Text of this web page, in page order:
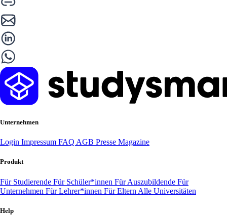
Unternehmen
Login Impressum FAQ AGB Presse Magazine
Produkt
Für Studierende Für Schüler*innen Für Auszubildende Für
Unternehmen Für Lehrer*innen Für Eltern Alle Universitäten
Help